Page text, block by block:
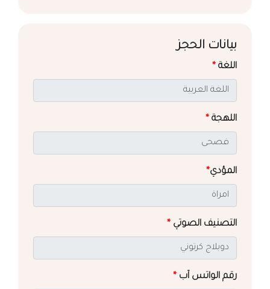
بيانات الحجز
اللغة *
اللهجة *
المؤدي*
التصنيف الصوتي *
رقم الواتس آب *